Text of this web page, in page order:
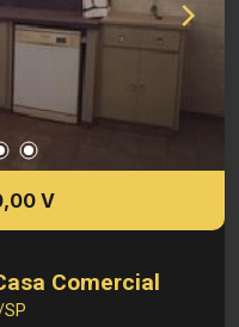
aos
de meus
V
Comercial